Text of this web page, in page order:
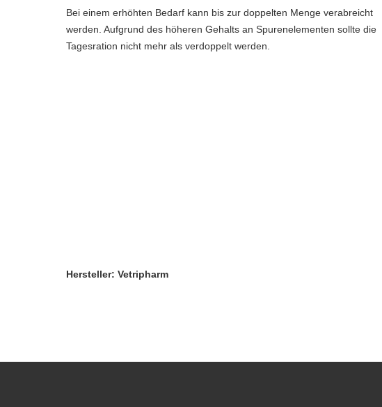
Bei einem erhöhten Bedarf kann bis zur doppelten Menge verabreicht
werden. Aufgrund des höheren Gehalts an Spurenelementen sollte die
Tagesration nicht mehr als verdoppelt werden.
Hersteller: Vetripharm